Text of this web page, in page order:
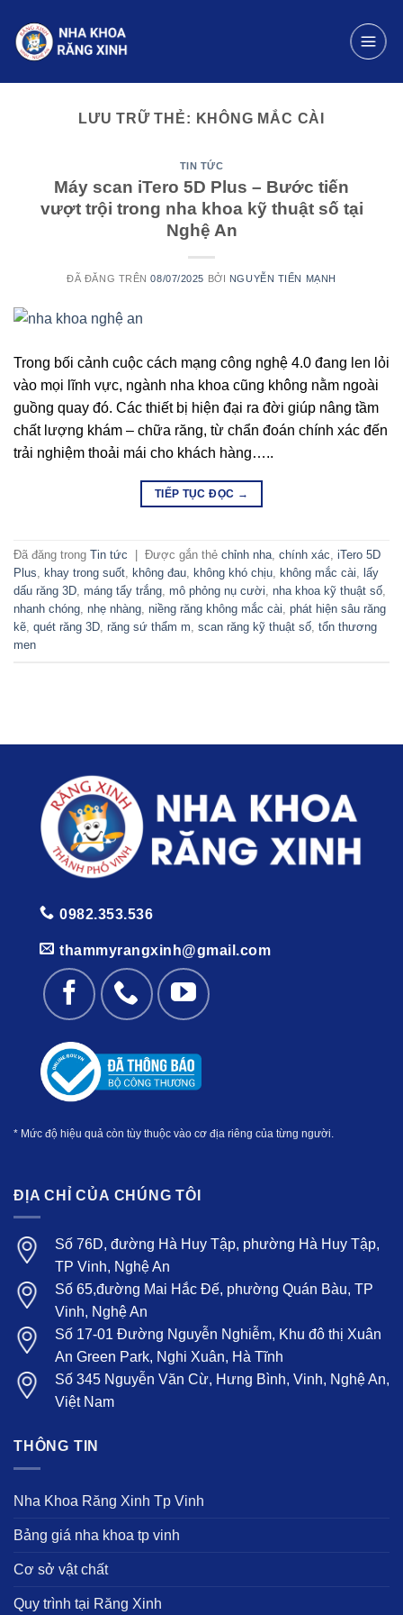
đến
nội
LƯU TRỮ THẺ: KHÔNG MẮC CÀI
TIN TỨC
Máy scan iTero 5D Plus – Bước tiến
vượt trội trong nha khoa kỹ thuật số tại
Nghệ An
ĐÃ ĐĂNG TRÊN08/07/2025 BỞI NGUYỄN TIẾN MẠNH
Trong bối cảnh cuộc cách mạng công nghệ 4.0 đang len lỏi
vào mọi lĩnh vực, ngành nha khoa cũng không nằm ngoài
guồng quay đó. Các thiết bị hiện đại ra đời giúp nâng tầm
chất lượng khám – chữa răng, từ chẩn đoán chính xác đến
trải nghiệm thoải mái cho khách hàng…..
TIẾP TỤC ĐỌC →
Đã đăng trong Tin tức Được gắn thẻ chỉnh nha, chính xác, iTero 5D
Plus, khay trong suốt, không đau, không khó chịu, không mắc cài, lấy
dấu răng 3D, máng tẩy trắng, mô phỏng nụ cười, nha khoa kỹ thuật số,
nhanh chóng, nhẹ nhàng, niềng răng không mắc cài, phát hiện sâu răng
kẽ, quét răng 3D, răng sứ thẩm m, scan răng kỹ thuật số, tổn thương
men
0982.353.536
thammyrangxinh@gmail.com
* Mức độ hiệu quả còn tùy thuộc vào cơ địa riêng của từng người.
ĐỊA CHỈ CỦA CHÚNG TÔI
Số 76D, đường Hà Huy Tập, phường Hà Huy Tập,
TP Vinh, Nghệ An
Số 65,đường Mai Hắc Đế, phường Quán Bàu, TP
Vinh, Nghệ An
Số 17-01 Đường Nguyễn Nghiễm, Khu đô thị Xuân
An Green Park, Nghi Xuân, Hà Tĩnh
Số 345 Nguyễn Văn Cừ, Hưng Bình, Vinh, Nghệ An,
Việt Nam
THÔNG TIN
Nha Khoa Răng Xinh Tp Vinh
Bảng giá nha khoa tp vinh
Cơ sở vật chất
Quy trình tại Răng Xinh